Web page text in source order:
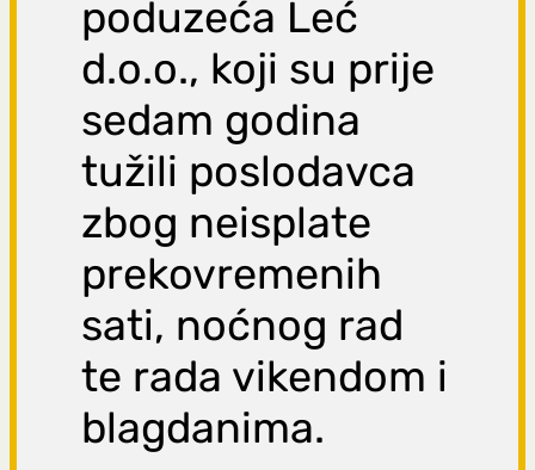
poduzeća Leć
d.o.o., koji su prije
sedam godina
tužili poslodavca
zbog neisplate
prekovremenih
sati, noćnog rad
te rada vikendom i
blagdanima.